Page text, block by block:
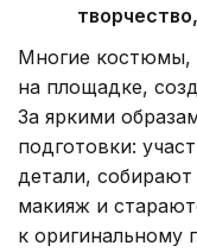
Многие костюмы,
на площадке,
За яркими
подготовки:
детали,
макияж и
к оригинальному